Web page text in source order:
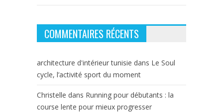
COMMENTAIRES RÉCENTS
architecture d'intérieur tunisie dans Le Soul
cycle, l’activité sport du moment
Christelle dans Running pour débutants : la
course lente pour mieux progresser